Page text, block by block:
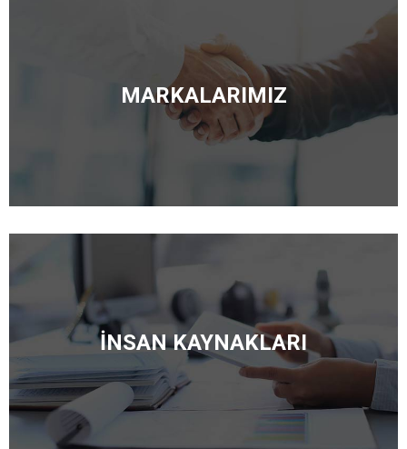
MARKALARIMIZ
İNSAN KAYNAKLARI